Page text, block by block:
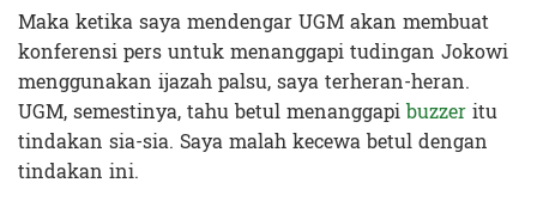
Maka ketika saya mendengar UGM akan membuat
konferensi pers untuk menanggapi tudingan Jokowi
menggunakan ijazah palsu, saya terheran-heran.
UGM, semestinya, tahu betul menanggapibuzzeritu
tindakan sia-sia. Saya malah kecewa betul dengan
tindakan ini.